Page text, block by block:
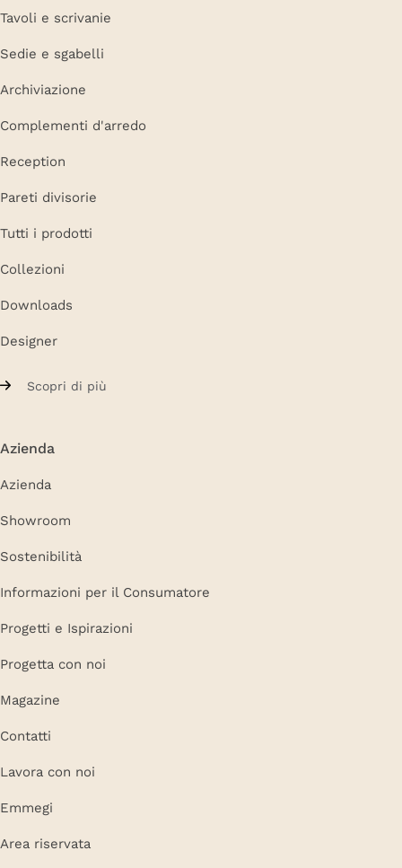
Tavoli e scrivanie
Sedie e sgabelli
Archiviazione
Complementi d'arredo
Reception
Pareti divisorie
Tutti i prodotti
Collezioni
Downloads
Designer
Scopri di più
Azienda
Azienda
Showroom
Sostenibilità
Informazioni per il Consumatore
Progetti e Ispirazioni
Progetta con noi
Magazine
Contatti
Lavora con noi
Emmegi
Area riservata